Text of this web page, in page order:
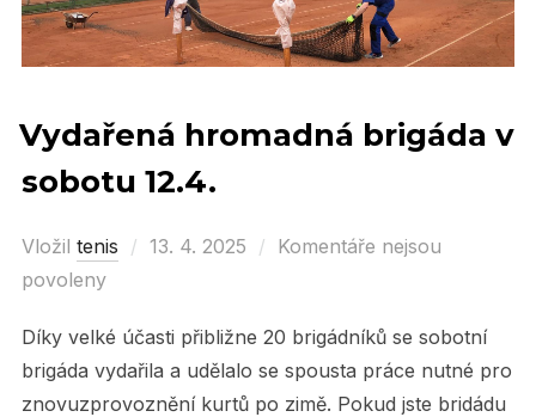
Vydařená hromadná brigáda v
sobotu 12.4.
Vložil tenis
Posted
13. 4. 2025
Komentáře nejsou
povoleny
Díky velké účasti přibližne 20 brigádníků se sobotní
brigáda vydařila a udělalo se spousta práce nutné pro
znovuzprovoznění kurtů po zimě. Pokud jste bridádu